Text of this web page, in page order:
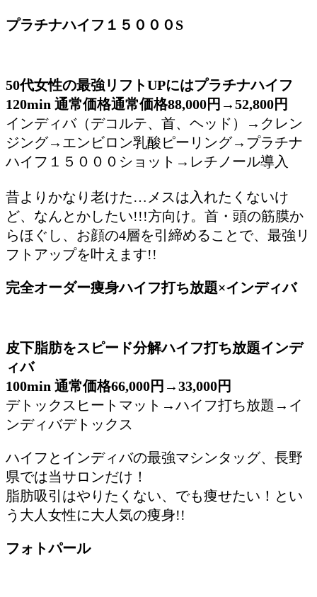
プラチナハイフ１５０００S
50代女性の最強リフトUPにはプラチナハイフ
120min 通常価格通常価格88,000円→52,800円
インディバ（デコルテ、首、ヘッド）→クレン
ジング→エンビロン乳酸ピーリング→プラチナ
ハイフ１５０００ショット→レチノール導入
昔よりかなり老けた…メスは入れたくないけ
ど、なんとかしたい!!!方向け。首・頭の筋膜か
らほぐし、お顔の4層を引締めることで、最強リ
フトアップを叶えます!!
完全オーダー痩身ハイフ打ち放題×インディバ
皮下脂肪をスピード分解ハイフ打ち放題インデ
ィバ
100min 通常価格66,000円→33,000円
デトックスヒートマット→ハイフ打ち放題→イ
ンディバデトックス
ハイフとインディバの最強マシンタッグ、長野
県では当サロンだけ！
脂肪吸引はやりたくない、でも痩せたい！とい
う大人女性に大人気の痩身!!
フォトパール